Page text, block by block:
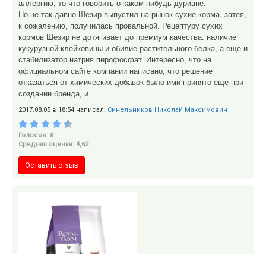
аллергию, то что говорить о каком-нибудь дуриане.
Но не так давно Шезир выпустил на рынок сухие корма, затея,
к сожалению, получилась провальной. Рецептуру сухих
кормов Шезир не дотягивает до премиум качества: наличие
кукурузной клейковины и обилие растительного белка, а еще и
стабилизатор натрия пирофосфат. Интересно, что на
официальном сайте компании написано, что решение
отказаться от химических добавок было ими принято еще при
создании бренда, и ...
2017.08.05 в 18:54 написал: Синельников Николай Максимович
Голосов: 8
Средняя оценка: 4,62
Оставить отзыв